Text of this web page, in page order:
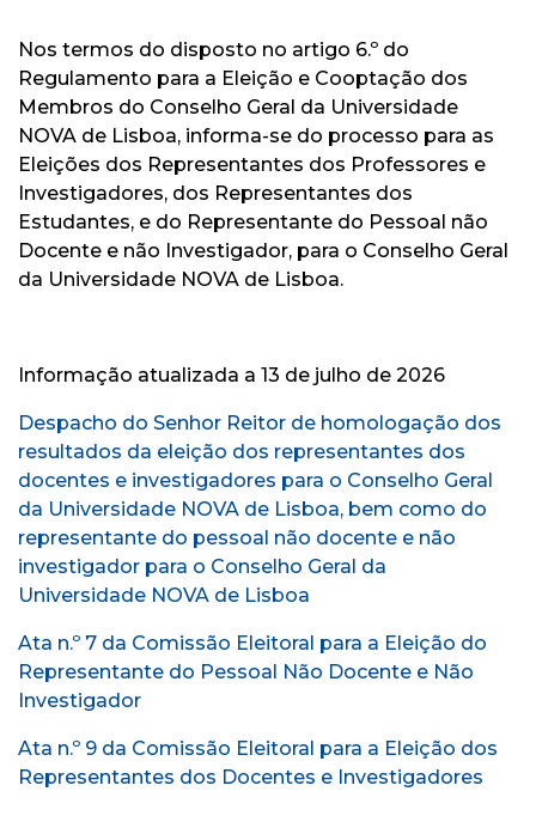
Nos termos do disposto no artigo 6.º do
Regulamento para a Eleição e Cooptação dos
Membros do Conselho Geral da Universidade
NOVA de Lisboa, informa-se do processo para as
Eleições dos Representantes dos Professores e
Investigadores, dos Representantes dos
Estudantes, e do Representante do Pessoal não
Docente e não Investigador, para o Conselho Geral
da Universidade NOVA de Lisboa.
Informação atualizada a 13 de julho de 2026
Despacho do Senhor Reitor de homologação dos
resultados da eleição dos representantes dos
docentes e investigadores para o Conselho Geral
da Universidade NOVA de Lisboa, bem como do
representante do pessoal não docente e não
investigador para o Conselho Geral da
Universidade NOVA de Lisboa
Ata n.º 7 da Comissão Eleitoral para a Eleição do
Representante do Pessoal Não Docente e Não
Investigador
Ata n.º 9 da Comissão Eleitoral para a Eleição dos
Representantes dos Docentes e Investigadores